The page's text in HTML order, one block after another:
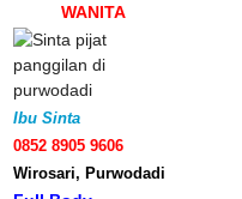
WANITA
Ibu Sinta
0852 8905 9606
Wirosari, Purwodadi